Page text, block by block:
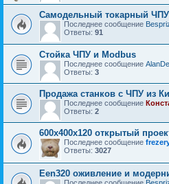
Самодельный токарный ЧПУ
Последнее сообщение
Ответы: 91
Стойка ЧПУ и Modbus
Последнее сообщение
Ответы: 3
Продажа станков с ЧПУ из
Последнее сообщение
Ответы: 2
600х400х120 открытый
Последнее сообщение
Ответы: 3027
Een320 оживление и